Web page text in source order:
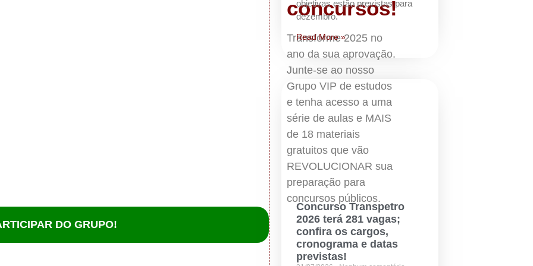
concursos!
Transforme 2025 no
ano da sua aprovação.
Junte-se ao nosso
Grupo VIP de estudos
e tenha acesso a uma
série de aulas e MAIS
de 18 materiais
gratuitos que vão
REVOLUCIONAR sua
preparação para
concursos públicos.
DO GRUPO!
objetivas estão previstas para
dezembro.
Read More »
Concurso Transpetro
2026 terá 281 vagas;
confira os cargos,
cronograma e datas
previstas!